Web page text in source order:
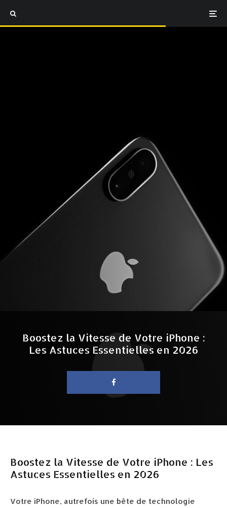
Boostez la Vitesse de Votre iPhone :
Les Astuces Essentielles en 2026
Boostez la Vitesse de Votre iPhone : Les
Astuces Essentielles en 2026
Votre iPhone, autrefois une bête de technologie